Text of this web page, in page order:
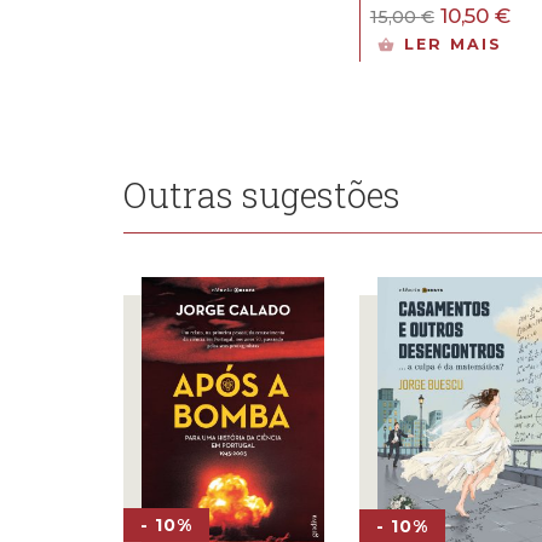
15,00€ O
preço
10,50 €O
LER MAIS
Outras sugestões
- 10% - 10%